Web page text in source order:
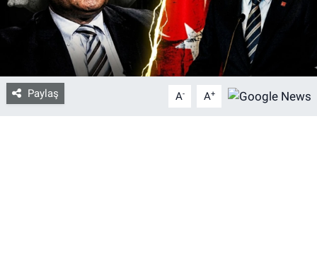
Paylaş A- A+
İletişim/Künye
Yaşam
Gözden Kaçmasın